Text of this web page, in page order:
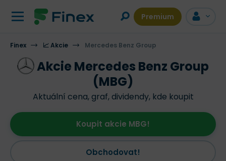
Premium
Finex 📈 Akcie Mercedes Benz Group
Akcie Mercedes Benz Group
(MBG)
Aktuální cena, graf, dividendy, kde koupit
Obchodovat!
Koupit akcie MBG!